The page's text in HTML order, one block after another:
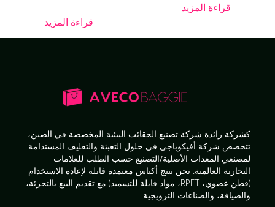
قراءة المزيد
قراءة المزيد
كشركة رائدة شركة تصنيع الحقائب البيئية المخصصة في الصين،
تتخصص شركة أفيكوباجي في حلول التعبئة والتغليف المستدامة
لمصنعي المعدات الأصلية/التصنيع حسب الطلب للعلامات
التجارية العالمية. نحن ننتج أكياس معتمدة قابلة لإعادة الاستخدام
(قطن عضوي، RPET، مواد قابلة للتسميد) مع تقديم
البيع بالتجزئة،
والضيافة، والصناعات الترويجية.